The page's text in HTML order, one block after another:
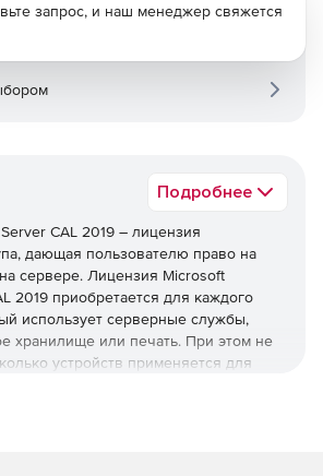
Подробнее
CAL 2019 – лицензия
дающая пользователю право на
сервере. Лицензия Microsoft
2019 приобретается для каждого
использует серверные службы,
хранилище или печать. При этом не
устройств применяется для
запрос, и наш менеджер свяжется